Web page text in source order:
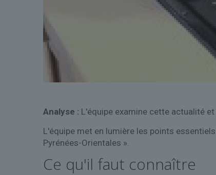
Analyse : L'équipe examine cette actualité
L'équipe met en lumière les points
Pyrénées-Orientales ».
Ce qu'il faut connaître